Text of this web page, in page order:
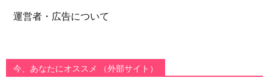
運営者・広告について
今、あなたにオススメ （外部サイト）